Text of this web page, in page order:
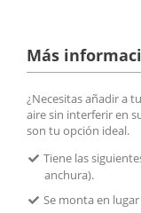
Más
¿Necesitas añadir a
aire sin interferir en
son tu opción ideal.
Tiene las
anchura).
Se monta en